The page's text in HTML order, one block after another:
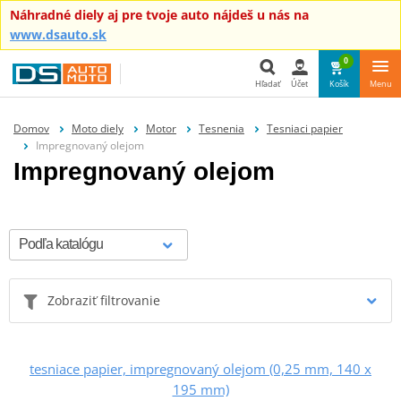
Náhradné diely aj pre tvoje auto nájdeš u nás na
www.dsauto.sk
Hľadať
Hľadať Účet
0
Košík Menu
Domov Moto diely Motor Tesnenia
Tesniaci papier
Impregnovaný olejom
Impregnovaný olejom
Zobraziť filtrovanie
tesniace papier, impregnovaný olejom (0,25 mm, 140 x
195 mm)